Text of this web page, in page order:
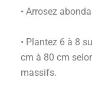
• Arrosez
• Plantez 6 à 8
cm à 80 cm
massifs.